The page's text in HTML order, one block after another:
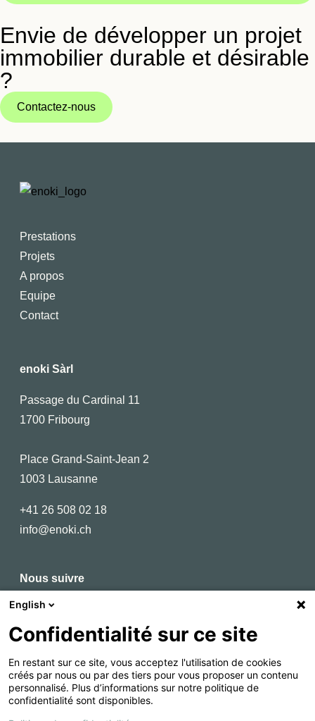
Envie de développer un projet
immobilier durable et désirable
?
Contactez-nous
Prestations
Projets
A propos
Equipe
Contact
enoki Sàrl
Passage du Cardinal 11
1700 Fribourg
Place Grand-Saint-Jean 2
1003 Lausanne
+41 26 508 02 18
info@enoki.ch
Nous suivre
Linkedin
Copyright – 2026 – enoki Sàrl
English
Confidentialité sur ce site
En restant sur ce site, vous acceptez l'utilisation de cookies
créés par nous ou par des tiers pour vous proposer un contenu
personnalisé. Plus d’informations sur notre politique de
confidentialité sont disponibles.